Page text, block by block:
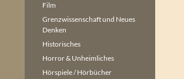
Film
Grenzwissenschaft und Neues
Denken
Historisches
Horror & Unheimliches
Hörspiele / Hörbücher